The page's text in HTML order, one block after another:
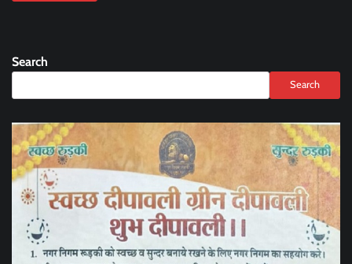
Search
Search